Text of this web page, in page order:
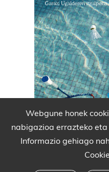
Webgune honek
nabigazioa errazteko
Informazio gehiago